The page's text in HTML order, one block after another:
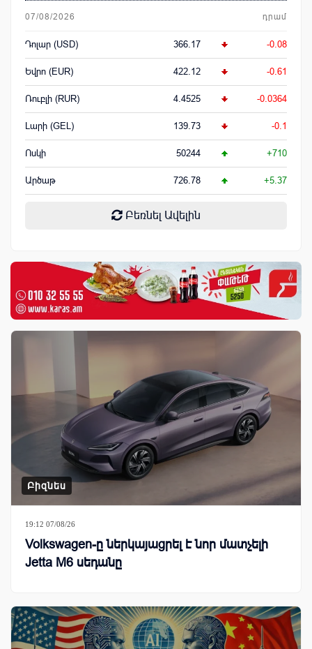
07/08/2026 դրամ
Դոլար (USD) 366.17 -0.08
Եվրո (EUR) 422.12 -0.61
Ռուբլի (RUR) 4.4525 -0.0364
Լարի (GEL) 139.73 -0.1
Ոսկի 50244 +710
Արծաթ 726.78 +5.37
Բեռնել Ավելին
Բիզնես
19:12 07/08/26
Volkswagen-ը ներկայացրել է նոր մատչելի
Jetta M6 սեդանը